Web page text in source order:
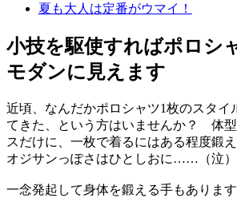
夏も大人は定番がウマイ！
小技を駆使すればポロシ
モダンに見えます
近頃、なんだかポロシャツ1枚のスタイ
てきた、という方はいませんか？ 体
スだけに、一枚で着るにはある程度鍛
オジサンっぽさはひとしおに……（泣）
一念発起して身体を鍛える手もありま